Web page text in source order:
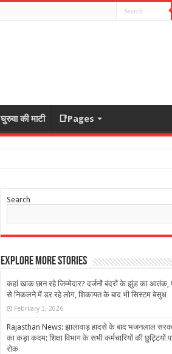
घुरुवा की माटी 📑Pages
Search
Explore More Stories
कहां खाक छान रहे जिम्मेदार? दर्जनों बंदरों के झुंड का आतंक,
से निकलने में डर रहे लोग, शिकायत के बाद भी सिस्टम बेसुध
February 3, 2026
Rajasthan News: झालावाड़ हादसे के बाद भजनलाल
का कड़ा कदम: शिक्षा विभाग के सभी कर्मचारियों की छुट्टियों
रोक